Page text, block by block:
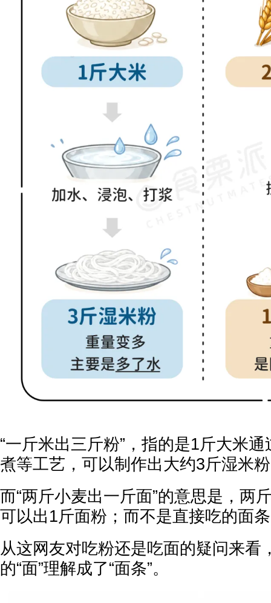
“一斤米出三斤粉”，指的是1斤大米
煮等工艺，可以制作出大约3斤湿米
而“两斤小麦出一斤面”的意思是，两
可以出1斤面粉；而不是直接吃的面
从这网友对吃粉还是吃面的疑问来看
的“面”理解成了“面条”。